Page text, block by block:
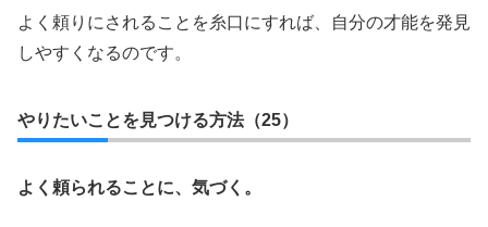
よく頼りにされることを糸口にすれば、自分の才能を発見
しやすくなるのです。
やりたいことを見つける方法（25）
よく頼られることに、気づく。